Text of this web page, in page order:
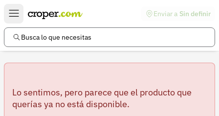
Enviar a Sin definir
Busca lo que necesitas
Lo sentimos, pero parece que el producto que
querías ya no está disponible.
Enlaces de interés
Preguntas frecuentes
Información legal
Términos y condiciones